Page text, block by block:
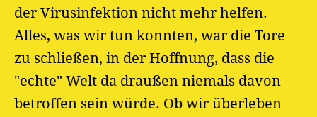
der Virusinfektion nicht mehr helfen.
Alles, was wir tun konnten, war die Tore
zu schließen, in der Hoffnung, dass die
"echte" Welt da draußen niemals davon
betroffen sein würde. Ob wir überleben